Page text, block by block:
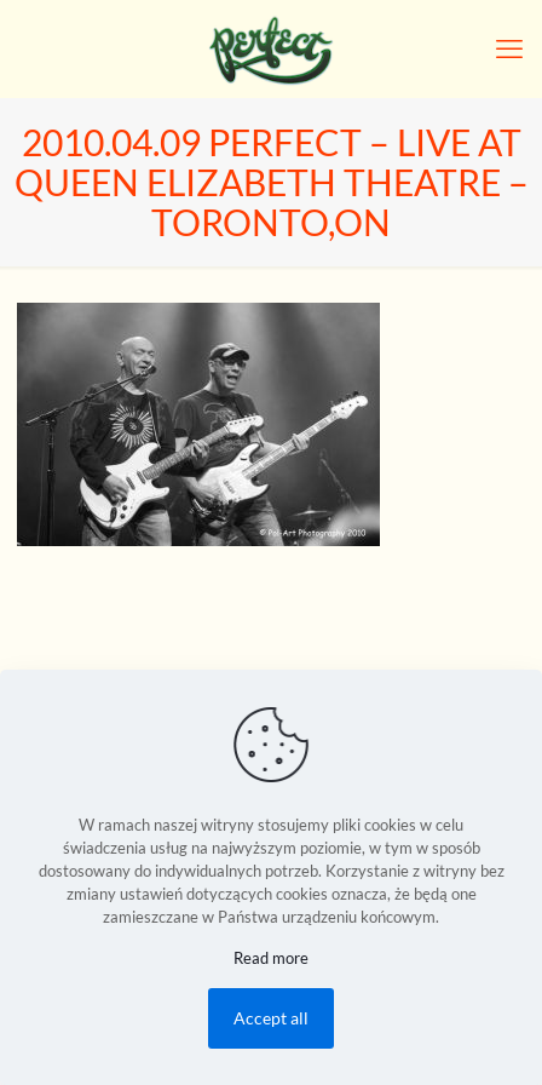
2010.04.09 PERFECT – LIVE AT
QUEEN ELIZABETH THEATRE –
TORONTO,ON
Seweryn Reszka © 1994-2026 | Copyright Reserved World Wide |
W ramach naszej witryny stosujemy pliki cookies w celu
świadczenia usług na najwyższym poziomie, w tym w sposób
dostosowany do indywidualnych potrzeb. Korzystanie z witryny bez
zmiany ustawień dotyczących cookies oznacza, że będą one
zamieszczane w Państwa urządzeniu końcowym.
Read more
Accept all